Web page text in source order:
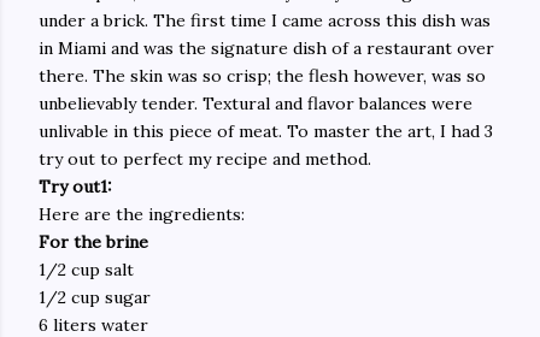
under a brick. The first time I came across this dish was
in Miami and was the signature dish of a restaurant over
there. The skin was so crisp; the flesh however, was so
unbelievably tender. Textural and flavor balances were
unlivable in this piece of meat. To master the art, I had 3
try out to perfect my recipe and method.
Try out1:
Here are the ingredients:
For the brine
1/2 cup salt
1/2 cup sugar
6 liters water